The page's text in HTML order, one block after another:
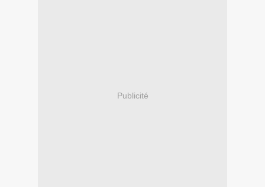
Publicité